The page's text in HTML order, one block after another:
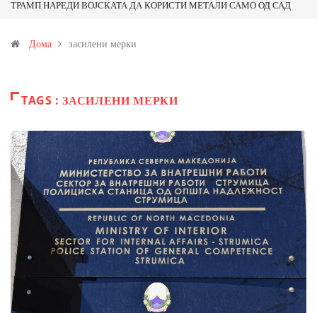
ТРАМП НАРЕДИ ВОЈСКАТА ДА КОРИСТИ МЕТАЛИ САМО ОД САД
Иловица и со антимонот?
Дома засилени мерки
TAGS : ЗАСИЛЕНИ МЕРКИ